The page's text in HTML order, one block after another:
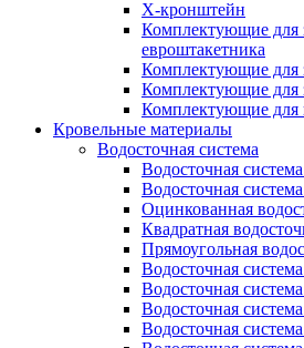
Х-кронштейн
Комплектующие для
евроштакетника
Комплектующие для
Комплектующие для
Комплектующие для
Кровельные материалы
Водосточная система
Водосточная
Водосточная
Оцинкованная
Квадратная
Прямоугольная
Водосточная
Водосточная
Водосточная
Водосточная